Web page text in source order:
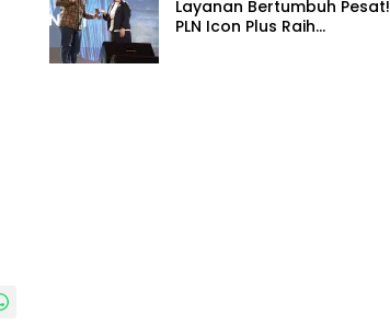
Layanan Bertumbuh Pesat!
PLN Icon Plus Raih